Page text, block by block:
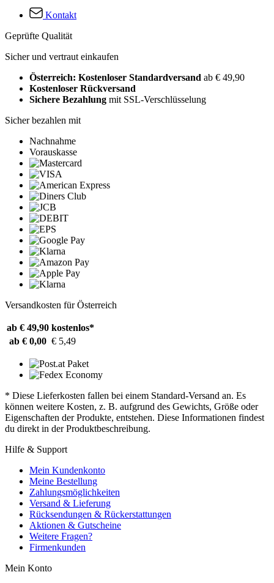
Kontakt
Geprüfte Qualität
Sicher und vertraut einkaufen
Österreich: Kostenloser Standardversand ab € 49,90
Kostenloser Rückversand
Sichere Bezahlung mit SSL-Verschlüsselung
Sicher bezahlen mit
Nachnahme
Vorauskasse
Versandkosten für Österreich
ab € 49,90 kostenlos*
ab € 0,00 € 5,49
* Diese Lieferkosten fallen bei einem Standard-Versand an. Es
können weitere Kosten, z. B. aufgrund des Gewichts, Größe oder
Eigenschaften der Produkte, entstehen. Diese Informationen findest
du direkt in der Produktbeschreibung.
Hilfe & Support
Mein Kundenkonto
Meine Bestellung
Zahlungsmöglichkeiten
Versand & Lieferung
Rücksendungen & Rückerstattungen
Aktionen & Gutscheine
Weitere Fragen?
Firmenkunden
Mein Konto